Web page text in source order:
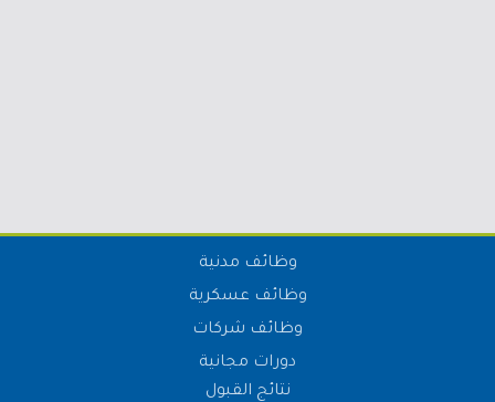
وظائف مدنية
وظائف عسكرية
وظائف شركات
دورات مجانية
نتائج القبول